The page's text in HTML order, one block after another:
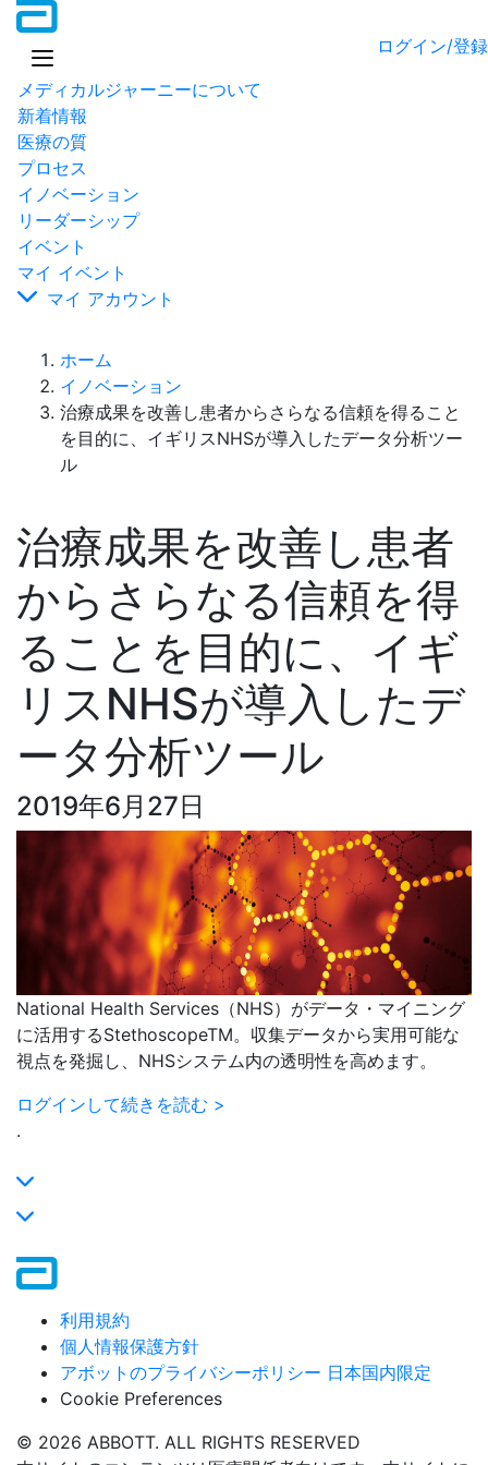
メディカルジャーニーについて
新着情報
医療の質
プロセス
イノベーション
リーダーシップ
イベント
マイ イベント
マイ アカウント
ログイン/登録
ホーム
イノベーション
治療成果を改善し患者からさらなる信頼を得ること
を目的に、イギリスNHSが導入したデータ分析ツー
ル
治療成果を改善し患者
からさらなる信頼を得
ることを目的に、イギ
リスNHSが導入したデ
ータ分析ツール
2019年6月27日
National Health Services（NHS）がデータ・マイニング
に活用するStethoscopeTM。収集データから実用可能な
視点を発掘し、NHSシステム内の透明性を高めます。
ログインして続きを読む >
.
利用規約
個人情報保護方針
アボットのプライバシーポリシー 日本国内限定
Cookie Preferences
© 2026 ABBOTT. ALL RIGHTS RESERVED